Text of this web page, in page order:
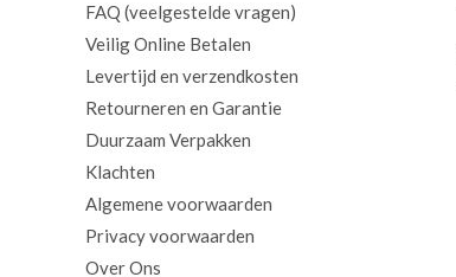
FAQ (veelgestelde vragen)
Veilig Online Betalen
Levertijd en verzendkosten
Retourneren en Garantie
Duurzaam Verpakken
Klachten
Algemene voorwaarden
Privacy voorwaarden
Over Ons